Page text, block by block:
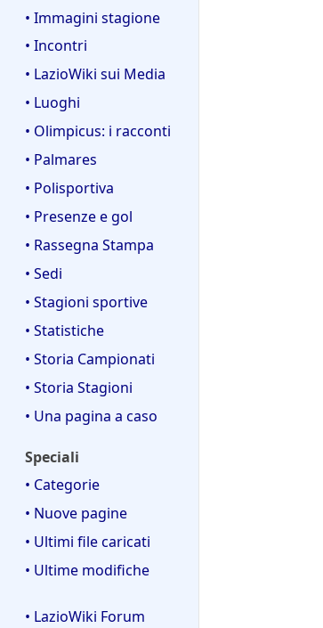
• Immagini stagione
• Incontri
• LazioWiki sui Media
• Luoghi
• Olimpicus: i racconti
• Palmares
• Polisportiva
• Presenze e gol
• Rassegna Stampa
• Sedi
• Stagioni sportive
• Statistiche
• Storia Campionati
• Storia Stagioni
• Una pagina a caso
Speciali
• Categorie
• Nuove pagine
• Ultimi file caricati
• Ultime modifiche
• LazioWiki Forum